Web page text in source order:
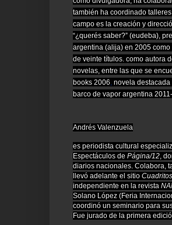
también ha coordinado
campo es la creación y
“¿querés saber?” (eudeba),
argentina (alija) en 2005
de veinte títulos. como autora
novelas, entre las que se
books 2006, novela
barco de vapor argentina
Andrés Valenzuela
es periodista cultural
Espectáculos de Página/12,
diarios nacionales. Colabora,
llevó adelante el sitio
independiente en la revista
Solano López (Feria
coordinó un seminario para
Fue jurado de la primera